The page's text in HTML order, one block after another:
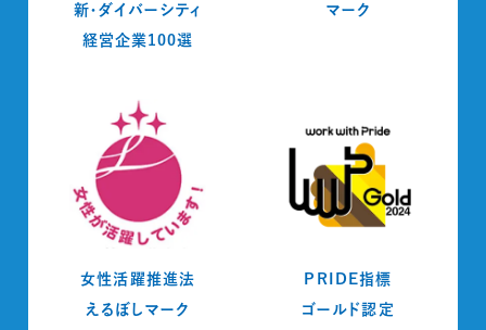
新・ダイバーシティ
経営企業100選
マーク
女性活躍推進法
えるぼしマーク
PRIDE指標
ゴールド認定